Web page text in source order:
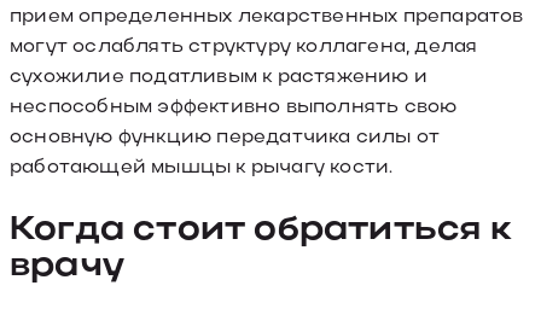
прием определенных лекарственных препаратов
могут ослаблять структуру коллагена, делая
сухожилие податливым к растяжению и
неспособным эффективно выполнять свою
основную функцию передатчика силы от
работающей мышцы к рычагу кости.
Когда стоит обратиться к
врачу